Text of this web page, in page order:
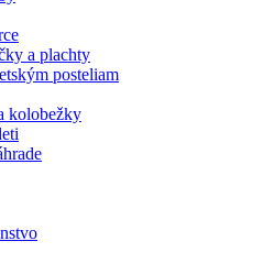
a plachty
posteliam
kolobežky